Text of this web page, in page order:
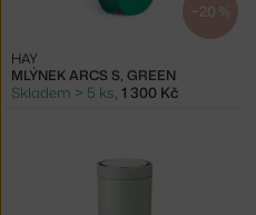
−20 %
MLÝNEK ARCS S, GREEN
HAY
Skladem > 5 ks, 1 300 Kč